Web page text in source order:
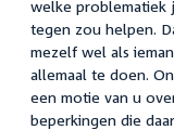
welke problematiek
tegen zou helpen.
mezelf wel als
allemaal te doen.
een motie van u
beperkingen die